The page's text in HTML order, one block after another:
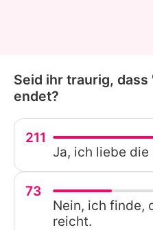
Seid ihr traurig, dass
endet?
211
Ja, ich liebe die
73
Nein, ich finde,
reicht.